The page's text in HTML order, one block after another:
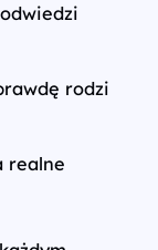
rodzi
realne